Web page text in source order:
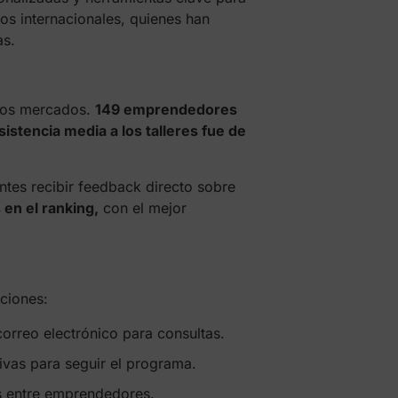
internacionales, quienes han
mercados. 149 emprendedores
media a los talleres fue de
recibir feedback directo sobre
el ranking, con el mejor
electrónico para consultas.
para seguir el programa.
emprendedores.